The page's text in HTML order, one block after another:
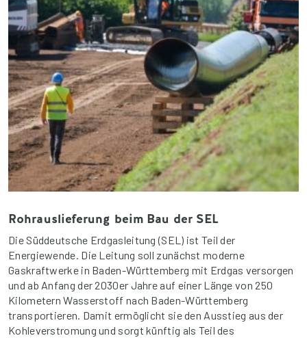
Rohrauslieferung beim Bau der SEL
Die Süddeutsche Erdgasleitung (SEL) ist Teil der
Energiewende. Die Leitung soll zunächst moderne
Gaskraftwerke in Baden-Württemberg mit Erdgas versorgen
und ab Anfang der 2030er Jahre auf einer Länge von 250
Kilometern Wasserstoff nach Baden-Württemberg
transportieren. Damit ermöglicht sie den Ausstieg aus der
Kohleverstromung und sorgt künftig als Teil des